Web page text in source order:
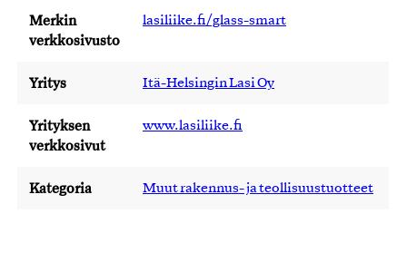
Merkin
verkkosivusto
lasiliike.fi/glass-smart
Yritys Itä-Helsingin Lasi Oy
Yrityksen
verkkosivut
www.lasiliike.fi
Kategoria Muut rakennus- ja teollisuustuotteet